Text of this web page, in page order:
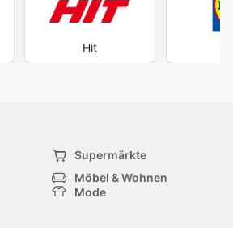
Hit
Supermärkte
Möbel & Wohnen
Mode